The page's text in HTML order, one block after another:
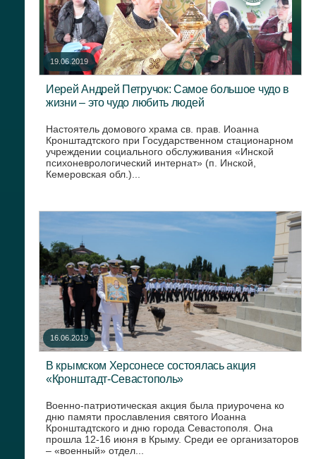
19.06.2019
Иерей Андрей Петручок: Самое большое чудо в
жизни – это чудо любить людей
Настоятель домового храма св. прав. Иоанна
Кронштадтского при Государственном стационарном
учреждении социального обслуживания «Инской
психоневрологический интернат» (п. Инской,
Кемеровская обл.)...
16.06.2019
В крымском Херсонесе состоялась акция
«Кронштадт-Севастополь»
Военно-патриотическая акция была приурочена ко
дню памяти прославления святого Иоанна
Кронштадтского и дню города Севастополя. Она
прошла 12-16 июня в Крыму. Среди ее организаторов
– «военный» отдел...